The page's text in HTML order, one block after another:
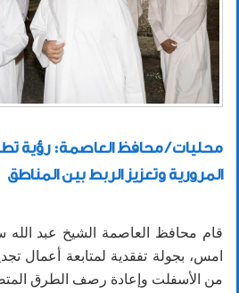
محليات / محافظ العاصمة: رؤية
المرورية وتعزيز الربط بين المناطق
قام محافظ العاصمة الشيخ عبد الله
امس، بجولة تفقدية لمتابعة أعمال
من الأسفلت وإعادة رصف الطرق